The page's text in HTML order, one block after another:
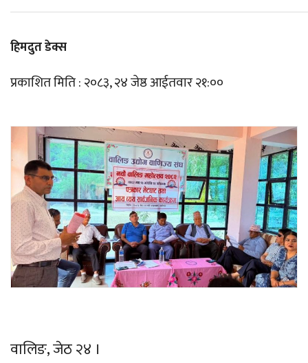
हिमदुत डेक्स
प्रकाशित मिति : २०८३, २४ जेष्ठ आईतवार २१:००
वालिङ, जेठ २४ ।